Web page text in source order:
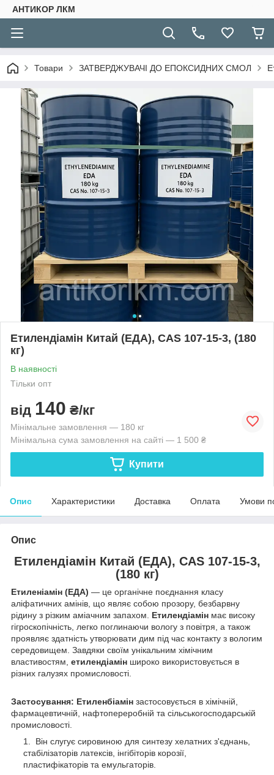
АНТИКОР ЛКМ
Товари ЗАТВЕРДЖУВАЧІ ДО ЕПОКСИДНИХ СМОЛ
Етилендіамін Китай (ЕДА), CAS 107-15-3, (180
кг)
В наявності
Тільки опт
від 140 ₴/кг
Мінімальне замовлення — 180 кг
Мінімальна сума замовлення на сайті — 1 500 ₴
Купити
Опис Характеристики Доставка Оплата Умови
Опис
Етилендіамін Китай (ЕДА), CAS 107-15-3,
(180 кг)
Етиленіамін (ЕДА) — це органічне поєднання класу
аліфатичних амінів, що являє собою прозору, безбарвну
рідину з різким аміачним запахом.
Етилендіамін має високу
гігроскопічність, легко поглинаючи вологу з повітря, а також
проявляє здатність утворювати дим під час контакту з вологим
середовищем. Завдяки своїм унікальним хімічним
властивостям, етилендіамін широко використовується в
різних галузях промисловості.
Застосування: Етиленбіамін застосовується в хімічній,
фармацевтичній, нафтопереробній та сільськогосподарській
промисловості.
Він слугує сировиною для синтезу хелатних з'єднань,
стабілізаторів латексів, інгібіторів корозії,
пластифікаторів та емульгаторів.